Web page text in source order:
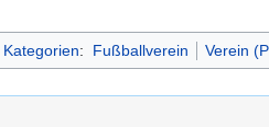
Kategorien: Fußballverein Verein